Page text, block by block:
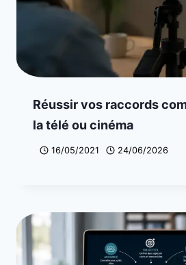
Réussir vos raccords
la télé ou cinéma
16/05/2021 24/06/2026